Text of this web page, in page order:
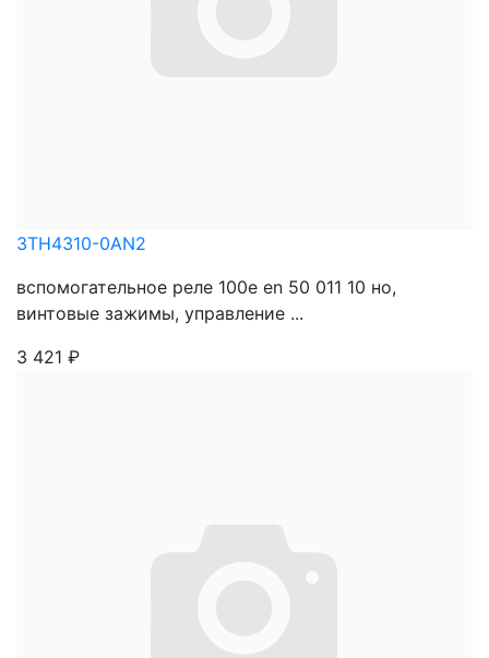
3TH4310-0AN2
вспомогательное реле 100e en 50 011 10 нo,
винтовые зажимы, управление ...
3 421 ₽